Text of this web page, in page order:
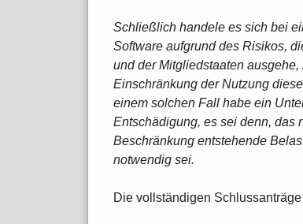
Schließlich handele es sich bei
Software aufgrund des Risikos,
und der Mitgliedstaaten
Einschränkung der Nutzung
einem solchen Fall habe ein
Entschädigung, es sei denn, das
Beschränkung entstehende
notwendig sei.
Die vollständigen